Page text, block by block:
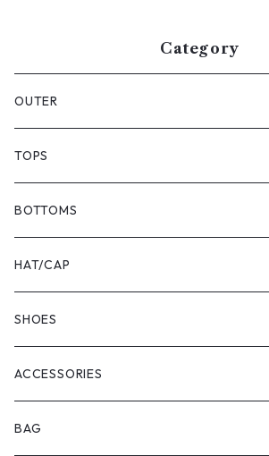
Category
OUTER
TOPS
T-SHIRTS
SWEAT
SHIRTS
POLO SHIRTS
L/S T-SHIRTS
BOTTOMS
SHORTS
PANTS
HAT/CAP
HAT
CAP
CASQUETTE
SHOES
ACCESSORIES
RING
BAG